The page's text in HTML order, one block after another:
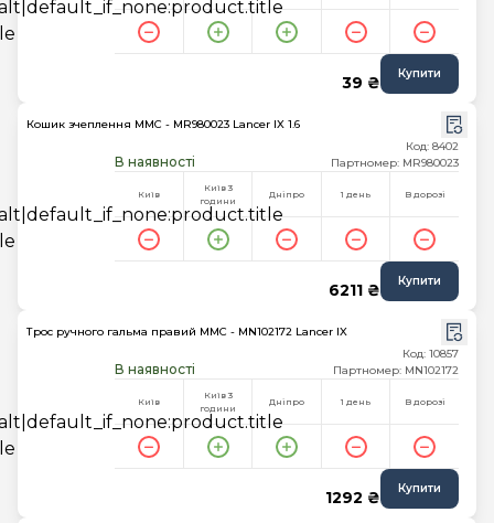
39 ₴ Купити
Кошик зчеплення MMC - MR980023 Lancer IX 1.6
В наявності
Код: 8402
Партномер: MR980023
Київ
Київ 3
години
Дніпро 1 день В дорозі
6211 ₴ Купити
Трос ручного гальма правий MMC - MN102172 Lancer IX
В наявності
Код: 10857
Партномер: MN102172
Київ
Київ 3
години
Дніпро 1 день В дорозі
1292 ₴ Купити